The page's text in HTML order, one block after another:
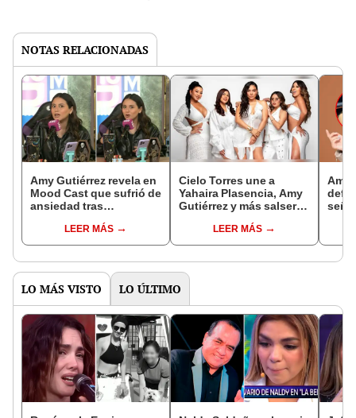
NOTAS RELACIONADAS
Amy Gutiérrez revela en
Mood Cast que sufrió de
ansiedad tras
que recibía en redes:
"Era deprimente"
LEER MÁS
Cielo Torres une a
Yahaira Plasencia, Amy
Gutiérrez y más salseras
LEER MÁS
Amy
LO MÁS VISTO LO ÚLTIMO